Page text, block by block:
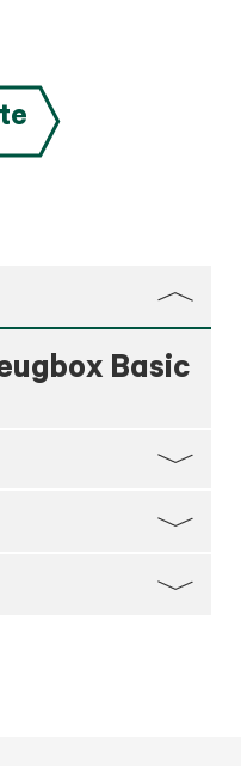
Basic